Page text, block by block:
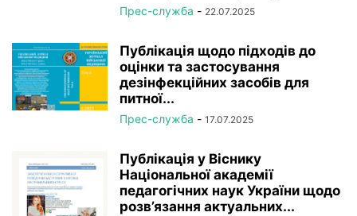
Прес-служба - 22.07.2025
Публікація щодо підходів до
оцінки та застосування
дезінфекційних засобів для
питної...
Прес-служба - 17.07.2025
Публікація у Віснику
Національної академії
педагогічних наук України щодо
розв’язання актуальних...